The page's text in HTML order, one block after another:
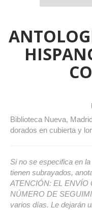
Biblioteca Nueva,
dorados en cubierta y
Si no se especifica en
tienen subrayados,
ATENCIÓN: EL ENVÍO
NÚMERO DE
varios días. Le dejarán